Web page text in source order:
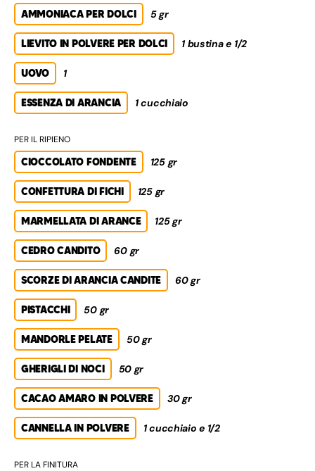
AMMONIACA PER DOLCI 5 gr
LIEVITO IN POLVERE PER DOLCI 1 bustina e 1/2
UOVO 1
ESSENZA DI ARANCIA 1 cucchiaio
PER IL RIPIENO
CIOCCOLATO FONDENTE 125 gr
CONFETTURA DI FICHI 125 gr
MARMELLATA DI ARANCE 125 gr
CEDRO CANDITO 60 gr
SCORZE DI ARANCIA CANDITE 60 gr
PISTACCHI 50 gr
MANDORLE PELATE 50 gr
GHERIGLI DI NOCI 50 gr
CACAO AMARO IN POLVERE 30 gr
CANNELLA IN POLVERE 1 cucchiaio e 1/2
PER LA FINITURA